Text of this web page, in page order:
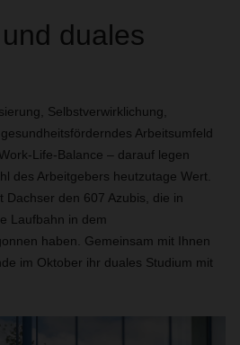
duales
Selbstverwirklichung,
Arbeitsumfeld
Life-Balance – darauf legen
des Arbeitgebers heutzutage Wert.
Dachser den 607 Azubis, die in
Laufbahn in dem
haben. Gemeinsam mit Ihnen
im Oktober ihr duales Studium mit